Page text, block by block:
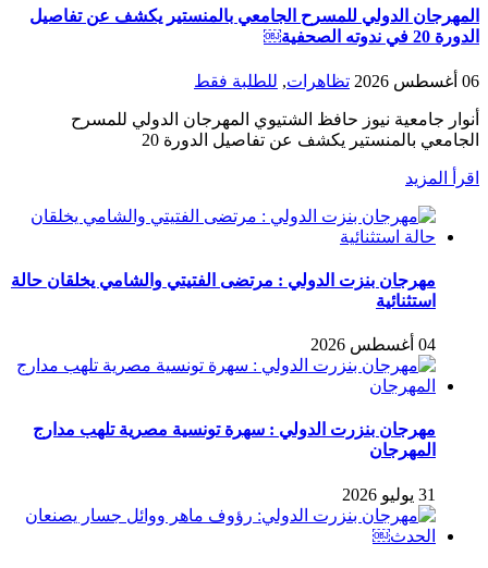
المهرجان الدولي للمسرح الجامعي بالمنستير يكشف عن تفاصيل
الدورة 20 في ندوته الصحفية￼
06 أغسطس 2026 تظاهرات, للطلبة فقط
أنوار جامعية نيوز حافظ الشتيوي المهرجان الدولي للمسرح
الجامعي بالمنستير يكشف عن تفاصيل الدورة 20
اقرأ المزيد
مهرجان بنزت الدولي : مرتضى الفتيتي والشامي يخلقان حالة
استثنائية
04 أغسطس 2026
مهرجان بنزرت الدولي : سهرة تونسية مصرية تلهب مدارج
المهرجان
31 يوليو 2026